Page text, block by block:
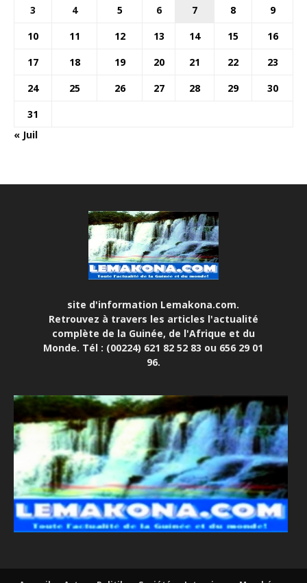
3
4 5 6 7 8
9
10
11 12 13 14 15
16
17
18 19 20 21 22
23
24
25 26 27 28 29
30
31
« Juil
site d'information Lemakona.com.
Retrouvez à travers les articles l'actualité
complète de la Guinée, de l'Afrique et du
Monde. Tél : (00224) 621 82 52 83 ou 656 29 01
96.